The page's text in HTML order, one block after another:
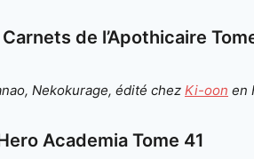
de l’Apothicaire
Nekokurage, édité chez Ki-oon en
Academia Tome 41